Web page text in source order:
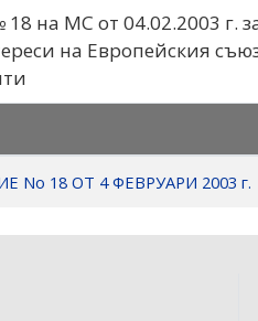
на МС от 04.02.2003 г.
на Европейския
No 18 ОТ 4 ФЕВРУАРИ 2003 г.